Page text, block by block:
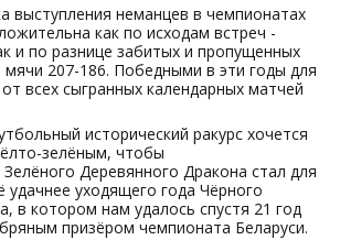
выступления неманцев в чемпионатах
как по исходам встреч -
и по разнице забитых и пропущенных
мячи 207-186. Победными в эти годы для
всех сыгранных календарных матчей
исторический ракурс хочется
зелёным, чтобы
Деревянного Дракона стал для
уходящего года Чёрного
в котором нам удалось спустя 21 год
призёром чемпионата Беларуси.